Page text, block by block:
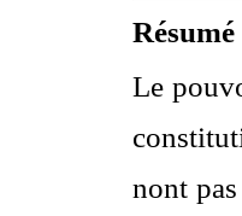
Résumé
Le
nont